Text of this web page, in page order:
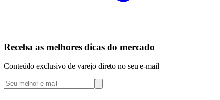
Receba as melhores dicas do mercado
Conteúdo exclusivo de varejo direto no seu e-mail